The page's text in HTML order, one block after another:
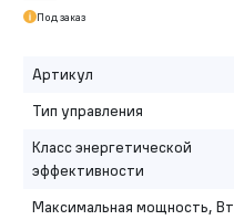
Под заказ
Артикул
Тип управления
Класс энергетической
эффективности
Максимальная мощность, Вт